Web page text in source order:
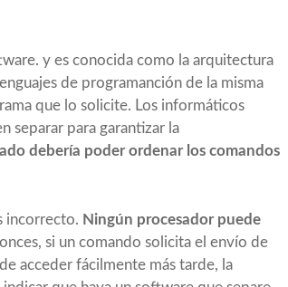
y es conocida como la arquitectura
de programanción de la misma
que lo solicite. Los informáticos
separar para garantizar la
debería poder ordenar los comandos
incorrecto. Ningún procesador puede
si un comando solicita el envío de
acceder fácilmente más tarde, la